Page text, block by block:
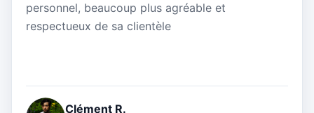
personnel, beaucoup plus agréable et
respectueux de sa clientèle
Clément R.